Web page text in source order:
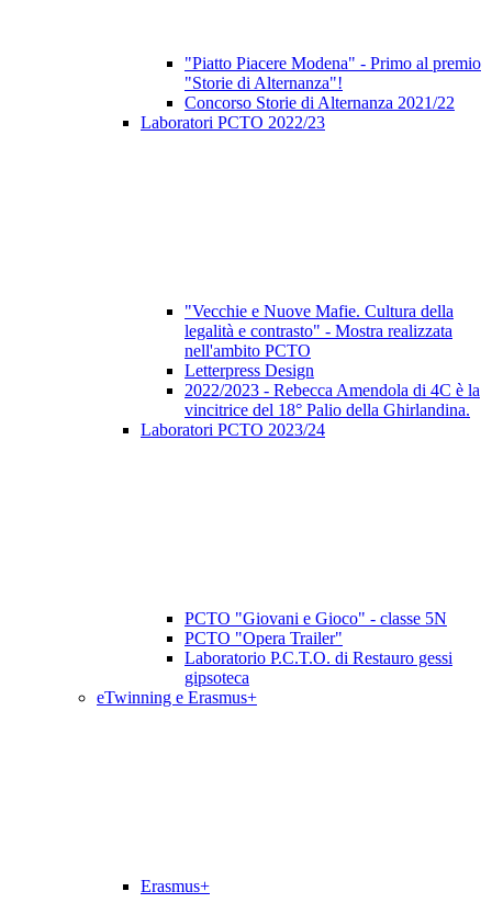
"Piatto Piacere Modena" - Primo al premio
"Storie di Alternanza"!
Concorso Storie di Alternanza 2021/22
Laboratori PCTO 2022/23
"Vecchie e Nuove Mafie. Cultura della
legalità e contrasto" - Mostra realizzata
nell'ambito PCTO
Letterpress Design
2022/2023 - Rebecca Amendola di 4C è la
vincitrice del 18° Palio della Ghirlandina.
Laboratori PCTO 2023/24
PCTO "Giovani e Gioco" - classe 5N
PCTO "Opera Trailer"
Laboratorio P.C.T.O. di Restauro gessi
gipsoteca
eTwinning e Erasmus+
Erasmus+